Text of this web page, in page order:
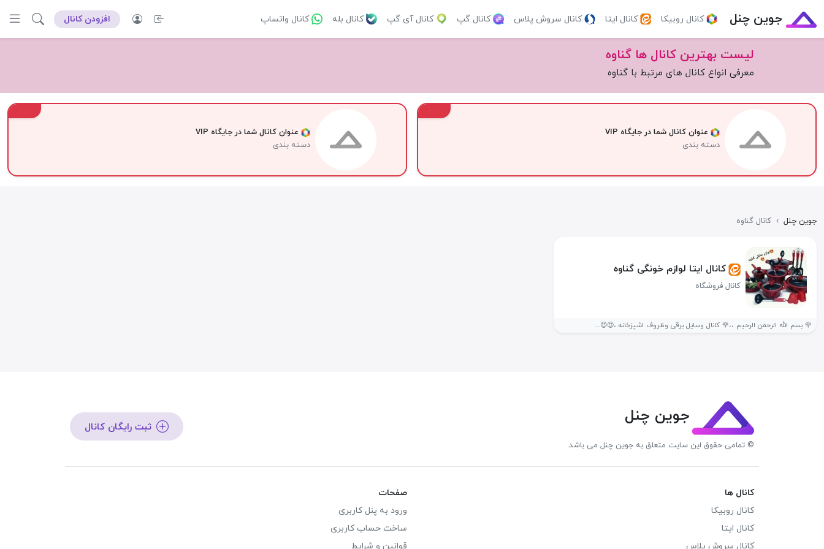
جوین چنل کانال روبیکا کانال ایتا کانال سروش پلاس کانال گپ کانال آی گپ کانال بله کانال واتساپ افزودن کانال
لیست بهترین کانال ها گناوه
معرفی انواع کانال های مرتبط با گناوه
عنوان کانال شما در جایگاه VIP
دسته بندی
عنوان کانال شما در جایگاه VIP
دسته بندی
جوین چنل › کانال گناوه
کانال ایتا لوازم خونگی گناوه
کانال فروشگاه
🌹 بسم الله الرحمن الرحیم ،،🌹 کانال وسایل برقی وظروف اشپزخانه ،😍😍...
جوین چنل
© تمامی حقوق این سایت متعلق به جوین چنل می باشد.
ثبت رایگان کانال
کانال ها
کانال روبیکا
کانال ایتا
کانال سروش پلاس
صفحات
ورود به پنل کاربری
ساخت حساب کاربری
قوانین و شرایط